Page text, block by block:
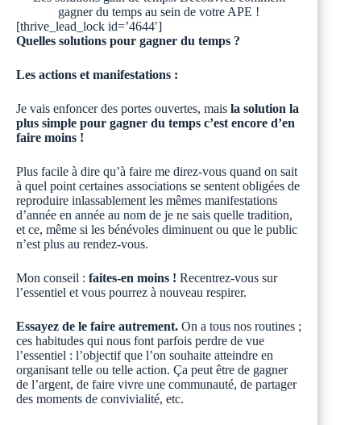
gagner du temps au sein de votre APE !
[thrive_lead_lock id=’4644′]
Quelles solutions pour gagner du temps ?
Les actions et manifestations :
Je vais enfoncer des portes ouvertes, mais la solution la
plus simple pour gagner du temps c’est encore d’en
faire moins !
Plus facile à dire qu’à faire me direz-vous quand on sait
à quel point certaines associations se sentent obligées de
reproduire inlassablement les mêmes manifestations
d’année en année au nom de je ne sais quelle tradition,
et ce, même si les bénévoles diminuent ou que le public
n’est plus au rendez-vous.
Mon conseil : faites-en moins ! Recentrez-vous sur
l’essentiel et vous pourrez à nouveau respirer.
Essayez de le faire autrement. On a tous nos routines ;
ces habitudes qui nous font parfois perdre de vue
l’essentiel : l’objectif que l’on souhaite atteindre en
organisant telle ou telle action. Ça peut être de gagner
de l’argent, de faire vivre une communauté, de partager
des moments de convivialité, etc.